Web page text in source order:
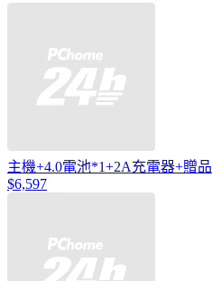
主機+4.0電池*1+2A充電器+贈品
$6,597